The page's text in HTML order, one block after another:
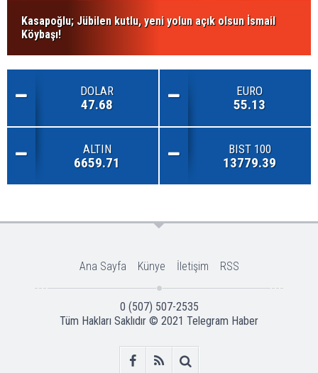
Kasapoğlu; Jübilen kutlu, yeni yolun açık olsun İsmail
Köybaşı!
DOLAR
47.68
EURO
55.13
ALTIN
6659.71
BIST 100
13779.39
Ana Sayfa Künye İletişim RSS
0 (507) 507-2535
Tüm Hakları Saklıdır © 2021 Telegram Haber